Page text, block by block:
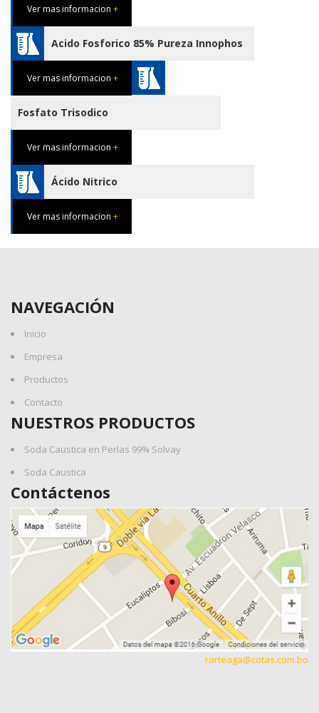
Ver mas informacion +
Acido Fosforico 85% Pureza Innophos
Ver mas informacion +
Fosfato Trisodico
Ver mas informacion +
Ácido Nitrico
Ver mas informacion +
NAVEGACIÓN
Inicio
Empresa
Productos
Contacto
NUESTROS PRODUCTOS
Soda Caustica en Perlas 99% Solvay
Soda Caustica
Contáctenos
rarteaga@cotas.com.bo